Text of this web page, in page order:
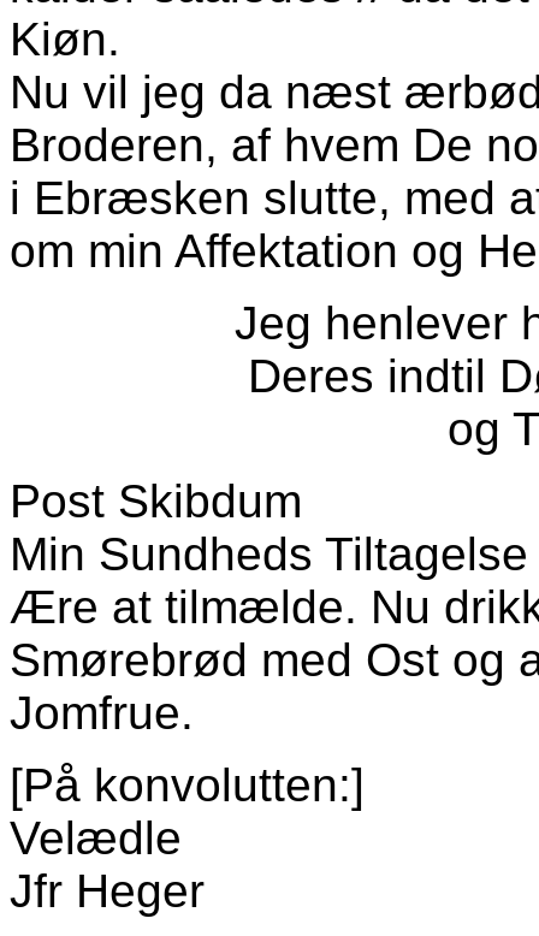
Kiøn.
Nu vil jeg da næst
Broderen, af hvem De
i Ebræsken slutte, med
om min Affektation og
Jeg henlever
Deres indtil
og
Post Skibdum
Min Sundheds
Ære at tilmælde. Nu
Smørebrød med Ost og
Jomfrue.
[På konvolutten:]
Velædle
Jfr Heger